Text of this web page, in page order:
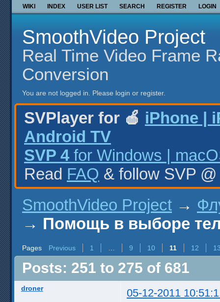
WIKI INDEX USER LIST SEARCH REGISTER LOGIN
SmoothVideo Project
Real Time Video Frame
Conversion
You are not logged in. Please login or register.
SVPlayer for 🍎 iPhone |
Android TV
SVP 4 for Windows |
Read FAQ & follow SVP
SmoothVideo Project →
→ Помощь в выборе
Pages Previous 1 9 10 11 12
Posts: 251 to 275 of 681
droner 05-12-2011